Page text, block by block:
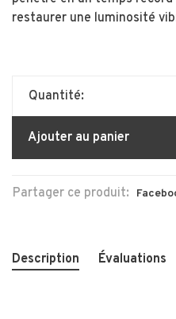
restaurer une luminosité
Quantité:
Ajouter au panier
Partager ce produit:
Description Évaluations